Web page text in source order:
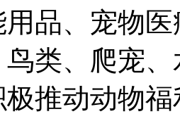
用品、宠物
类、爬宠
推动动物